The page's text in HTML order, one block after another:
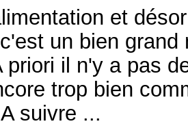
et
un bien
priori il n'y a pas
trop bien
suivre ...